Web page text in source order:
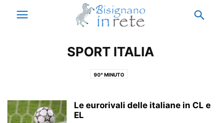
SPORT ITALIA
90° MINUTO
Le eurorivali delle italiane in CL e
EL